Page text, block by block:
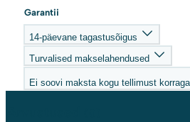
Garantii
14-päevane tagastusõigus
Turvalised makselahendused
Ei soovi maksta kogu tellimust